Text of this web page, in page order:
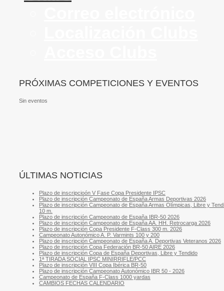
PRÓXIMAS COMPETICIONES Y EVENTOS
Sin eventos
ÚLTIMAS NOTICIAS
Plazo de inscripcioón V Fase Copa Presidente IPSC
Plazo de inscripción Campeonato de España Armas Deportivas 2026
Plazo de inscripción Campeonato de España Armas Olímpicas, Libre y
10 m.
Plazo de inscripción Campeonato de España IBR-50 2026
Plazo de inscripción Campeonato de España AA. HH. Retrocarga 2026
Plazo de inscripción Copa Presidente F-Class 300 m. 2026
Campeonato Autonómico A. P. Varmints 100 y 200
Plazo de inscripción Campeonato de España A. Deportivas Veteranos 2026
Plazo de inscripción Copa Federación BR-50 AIRE 2026
Plazo de inscripción Copa de España Deportivas, Libre y Tendido
1ª TIRADA SOCIAL IPSC MINIRRIFLE/PCC
Plazo de inscripción VIII Copa Ibérica BR-50
Plazo de inscripción Campeonato Autonómico IBR 50 - 2026
Campeonato de España F-Class 1000 yardas
CAMBIOS FECHAS CALENDARIO